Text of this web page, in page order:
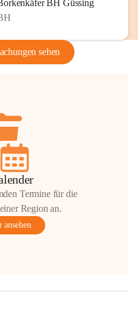
BH Güssing
sehen
Termine für die
Region an.
ansehen